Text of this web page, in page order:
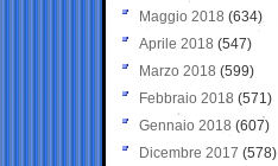
Maggio 2018 (634)
Aprile 2018 (547)
Marzo 2018 (599)
Febbraio 2018 (571)
Gennaio 2018 (607)
Dicembre 2017 (578)